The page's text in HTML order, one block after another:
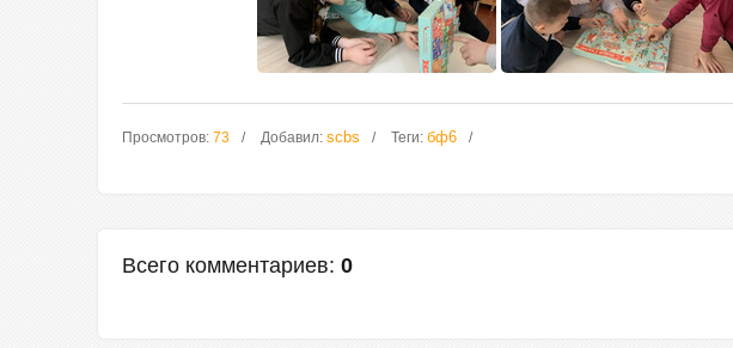
Просмотров: 73 Добавил: scbs Теги: бф6
Всего комментариев: 0